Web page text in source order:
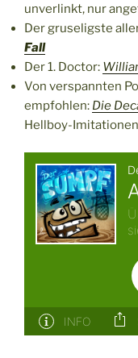
unverlinkt, nur
Der gruseligste
Fall
Der 1. Doctor:
Von verspannten
empfohlen: Die
Hellboy-